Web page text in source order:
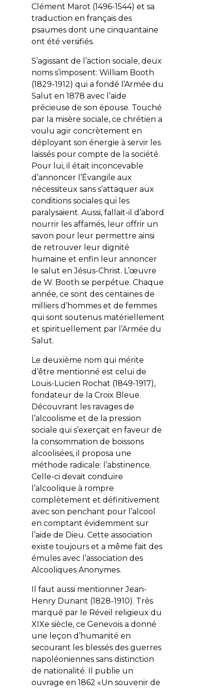
Clément Marot (1496-1544) et sa
traduction en français des
psaumes dont une cinquantaine
ont été versifiés.
S’agissant de l’action sociale, deux
noms s’imposent: William Booth
(1829-1912) qui a fondé l’Armée du
Salut en 1878 avec l’aide
précieuse de son épouse. Touché
par la misère sociale, ce chrétien a
voulu agir concrètement en
déployant son énergie à servir les
laissés pour compte de la société.
Pour lui, il était inconcevable
d’annoncer l’Évangile aux
nécessiteux sans s’attaquer aux
conditions sociales qui les
paralysaient. Aussi, fallait-il d’abord
nourrir les affamés, leur offrir un
savon pour leur permettre ainsi
de retrouver leur dignité
humaine et enfin leur annoncer
le salut en Jésus-Christ. L’œuvre
de W. Booth se perpétue. Chaque
année, ce sont des centaines de
milliers d’hommes et de femmes
qui sont soutenus matériellement
et spirituellement par l’Armée du
Salut.
Le deuxième nom qui mérite
d’être mentionné est celui de
Louis-Lucien Rochat (1849-1917),
fondateur de la Croix Bleue.
Découvrant les ravages de
l’alcoolisme et de la pression
sociale qui s’exerçait en faveur de
la consommation de boissons
alcoolisées, il proposa une
méthode radicale: l’abstinence.
Celle-ci devait conduire
l’alcoolique à rompre
complètement et définitivement
avec son penchant pour l’alcool
en comptant évidemment sur
l’aide de Dieu. Cette association
existe toujours et a même fait des
émules avec l’association des
Alcooliques Anonymes.
Il faut aussi mentionnerJean-
Henry Dunant (1828-1910). Très
marqué par le Réveil religieux du
XIXe siècle, ce Genevois a donné
une leçon d’humanité en
secourant les blessés des guerres
napoléoniennes sans distinction
de nationalité. Il publie un
ouvrage en 1862 «Un souvenir de